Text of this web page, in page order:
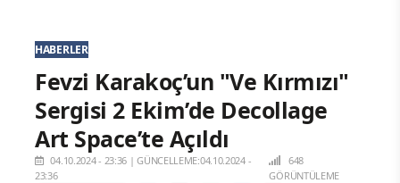
HABERLER
Fevzi Karakoç’un "Ve Kırmızı"
Sergisi 2 Ekim’de Decollage
Art Space’te Açıldı
04.10.2024 - 23:36 |GÜNCELLEME:04.10.2024 -
23:36
648
GÖRÜNTÜLEME